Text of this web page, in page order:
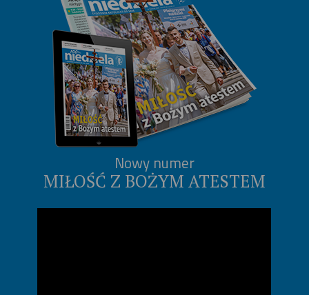
Nowy numer
MIŁOŚĆ Z BOŻYM ATESTEM